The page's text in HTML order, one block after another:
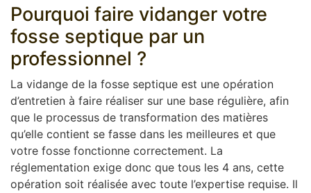
Pourquoi faire vidanger votre
fosse septique par un
professionnel ?
La vidange de la fosse septique est une opération
d’entretien à faire réaliser sur une base régulière, afin
que le processus de transformation des matières
qu’elle contient se fasse dans les meilleures et que
votre fosse fonctionne correctement. La
réglementation exige donc que tous les 4 ans, cette
opération soit réalisée avec toute l’expertise requise. Il